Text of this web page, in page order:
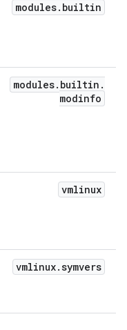
modules. builtin
modules. builtin .
modinfo
vmlinux
vmlinux.symvers